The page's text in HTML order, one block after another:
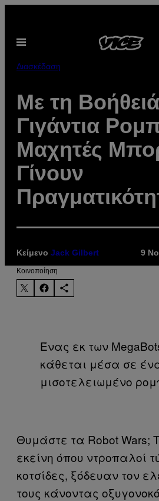
περιεχόμενο
Ανοίξτε
Διασκέδαση
Με τη
Γιγάντια
Μαχητές
Γίνουν
Κείμενο Jack Gilbert 9
Kοινοποίηση
Ένας εκ των
κάθεται μέσα σε
μισοτελειωμένο
Θυμάστε τα Robot Wars;
εκείνη όπου ντροπαλοί
κοτσίδες, ξόδευαν τον
τους κάνοντας